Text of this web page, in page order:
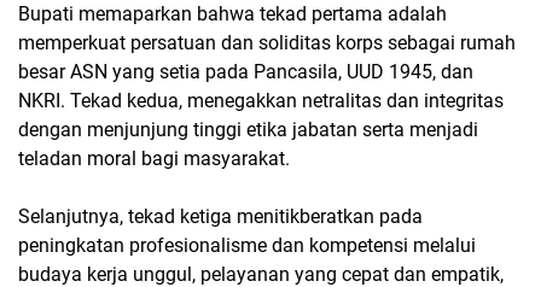
Bupati memaparkan bahwa tekad pertama adalah
memperkuat persatuan dan soliditas korps sebagai rumah
besar ASN yang setia pada Pancasila, UUD 1945, dan
NKRI. Tekad kedua, menegakkan netralitas dan integritas
dengan menjunjung tinggi etika jabatan serta menjadi
teladan moral bagi masyarakat.
Selanjutnya, tekad ketiga menitikberatkan pada
peningkatan profesionalisme dan kompetensi melalui
budaya kerja unggul, pelayanan yang cepat dan empatik,